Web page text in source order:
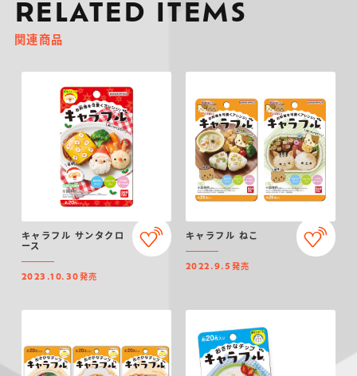
RELATED ITEMS
関連商品
キャラフル サンタクロ
ース
2023.10.30発売
キャラフル ねこ
2022.9.5 発売